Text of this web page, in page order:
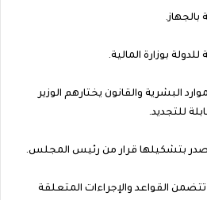
البشرية والقانون يختارهم الوزير
للتجديد.
بتشكيلها قرار من رئيس المجلس.
القواعد والإجراءات المتعلقة